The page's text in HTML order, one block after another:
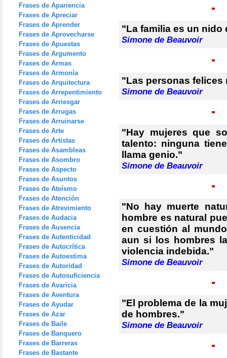
Frases de Apariencia
Frases de Apreciar
Frases de Aprender
Frases de Aprovecharse
Frases de Apuestas
Frases de Argumento
Frases de Armas
Frases de Armonía
Frases de Arquitectura
Frases de Arrepentimiento
Frases de Arriesgar
Frases de Arrugas
Frases de Arruinarse
Frases de Arte
Frases de Artistas
Frases de Asambleas
Frases de Asombro
Frases de Aspecto
Frases de Asuntos
Frases de Ateísmo
Frases de Atención
Frases de Atrevimiento
Frases de Audacia
Frases de Ausencia
Frases de Autenticidad
Frases de Autocrítica
Frases de Autoestima
Frases de Autoridad
Frases de Autosuficiencia
Frases de Avaricia
Frases de Aventura
Frases de Ayudar
Frases de Azar
Frases de Baile
Frases de Banquero
Frases de Barreras
Frases de Bastante
"La familia es un nido
Simone de Beauvoir
"Las personas felices
Simone de Beauvoir
"Hay mujeres que
talento: ninguna
llama genio."
Simone de Beauvoir
"No hay muerte
hombre es natural
en cuestión al
aun si los hombres
violencia indebida."
Simone de Beauvoir
"El problema de la
de hombres."
Simone de Beauvoir